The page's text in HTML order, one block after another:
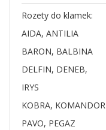
Rozety do klamek:
AIDA, ANTILIA
BARON, BALBINA
DELFIN, DENEB,
IRYS
KOBRA, KOMANDOR
PAVO, PEGAZ